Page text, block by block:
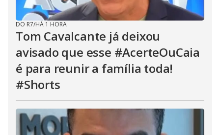
DO R7/HÁ 1 HORA
Tom Cavalcante já deixou
avisado que esse #AcerteOuCaia
é para reunir a família toda!
#Shorts